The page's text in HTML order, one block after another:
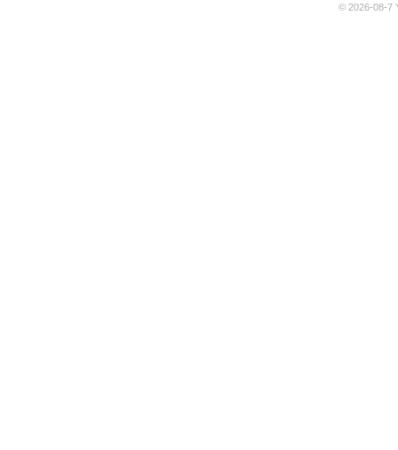
© 2026-08-7